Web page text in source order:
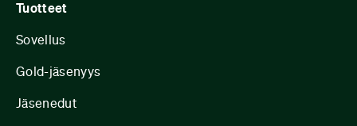
Tuotteet
Sovellus
Gold-jäsenyys
Jäsenedut